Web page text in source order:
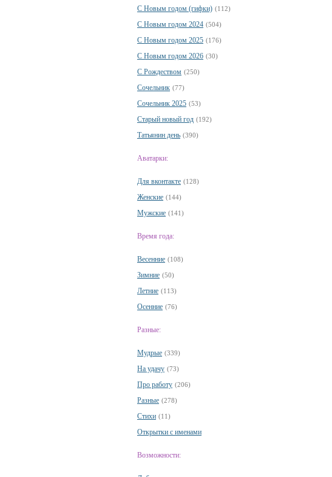
С Новым годом (гифки) (112)
С Новым годом 2024 (504)
С Новым годом 2025 (176)
С Новым годом 2026 (30)
С Рождеством (250)
Сочельник (77)
Сочельник 2025 (53)
Старый новый год (192)
Татьянин день (390)
Аватарки:
Для вконтакте (128)
Женские (144)
Мужские (141)
Время года:
Весенние (108)
Зимние (50)
Летние (113)
Осенние (76)
Разные:
Мудрые (339)
На удачу (73)
Про работу (206)
Разные (278)
Стихи (11)
Открытки с именами
Возможности: